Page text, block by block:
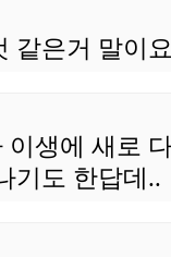
같은거 말이
생에 새로
기도 한답데..